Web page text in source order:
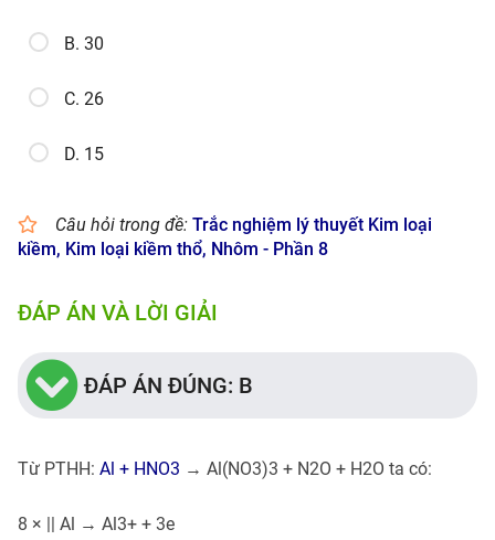
B. 30
C. 26
D. 15
Câu hỏi trong đề: Trắc nghiệm lý thuyết Kim loại
kiềm, Kim loại kiềm thổ, Nhôm - Phần 8
ĐÁP ÁN VÀ LỜI GIẢI
ĐÁP ÁN ĐÚNG: B
Từ PTHH: Al + HNO3 → Al(NO3)3 + N2O + H2O ta có:
8 × || Al → Al3+ + 3e